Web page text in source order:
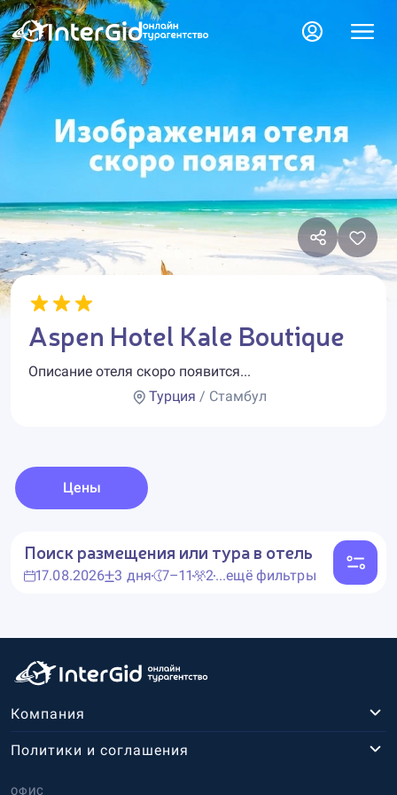
Aspen Hotel Kale Boutique
Описание отеля скоро появится...
Турция / Стамбул
Цены
Поиск размещения или тура в отель
17.08.2026 3 дня 7–11 2...ещё фильтры
Компания
ОФИС
Политики и соглашения